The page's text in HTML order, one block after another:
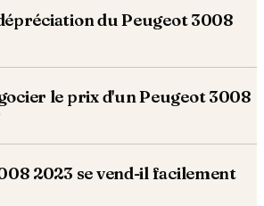
du Peugeot 3008
le prix d'un Peugeot 3008
2023 se vend-il facilement